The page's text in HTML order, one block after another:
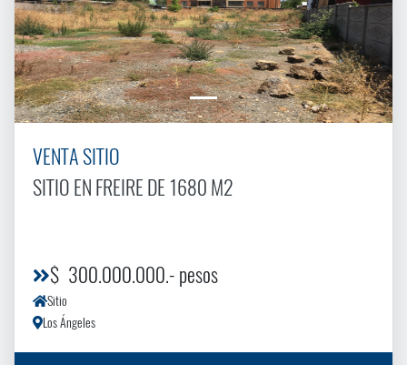
VENTA SITIO
SITIO EN FREIRE DE 1680 M2
$ 300.000.000.- pesos
Sitio
Los Ángeles